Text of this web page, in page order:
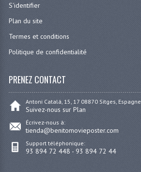
S'identifier
Plan du site
Termes et conditions
Politique de confidentialité
PRENEZ CONTACT
Antoni Catalá, 15, 17 08870 Sitges, Espagne
Suivez-nous sur Plan
Écrivez-nous à:
tienda@benitomovieposter.com
Support téléphonique:
93 894 72 448 - 93 894 72 44